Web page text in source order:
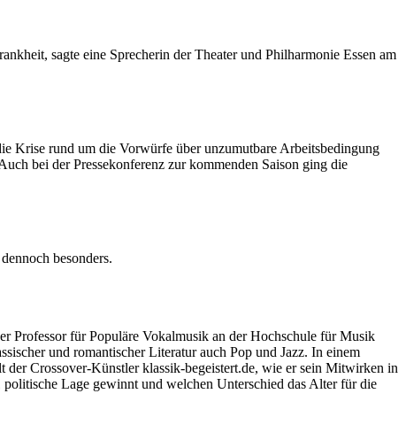
sagte eine Sprecherin der Theater und Philharmonie Essen am
Krise rund um die Vorwürfe über unzumutbare Arbeitsbedingung
bei der Pressekonferenz zur kommenden Saison ging die
besonders.
Professor für Populäre Vokalmusik an der Hochschule für Musik
und romantischer Literatur auch Pop und Jazz. In einem
Crossover-Künstler klassik-begeistert.de, wie er sein Mitwirken in
Lage gewinnt und welchen Unterschied das Alter für die